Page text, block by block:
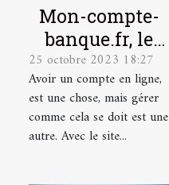
Mon-compte-
banque.fr, le
site idéal pour
la gestion de
vos comptes en
ligne.
25 octobre 2023 18:27
Avoir un compte en ligne,
est une chose, mais gérer
comme cela se doit est une
autre. Avec le site...